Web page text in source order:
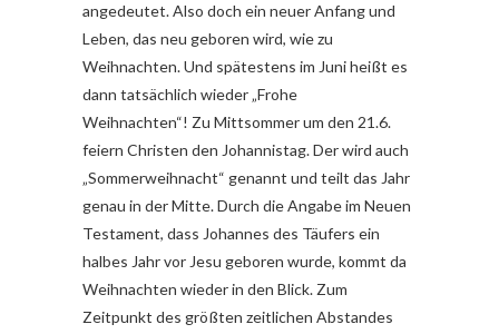
angedeutet. Also doch ein neuer Anfang und
Leben, das neu geboren wird, wie zu
Weihnachten. Und spätestens im Juni heißt es
dann tatsächlich wieder „Frohe
Weihnachten“! Zu Mittsommer um den 21.6.
feiern Christen den Johannistag. Der wird auch
„Sommerweihnacht“ genannt und teilt das Jahr
genau in der Mitte. Durch die Angabe im Neuen
Testament, dass Johannes des Täufers ein
halbes Jahr vor Jesu geboren wurde, kommt da
Weihnachten wieder in den Blick. Zum
Zeitpunkt des größten zeitlichen Abstandes